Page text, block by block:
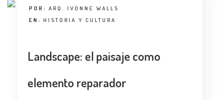
POR: ARQ. IVONNE WALLS
EN: HISTORIA Y CULTURA
Landscape: el paisaje como
elemento reparador